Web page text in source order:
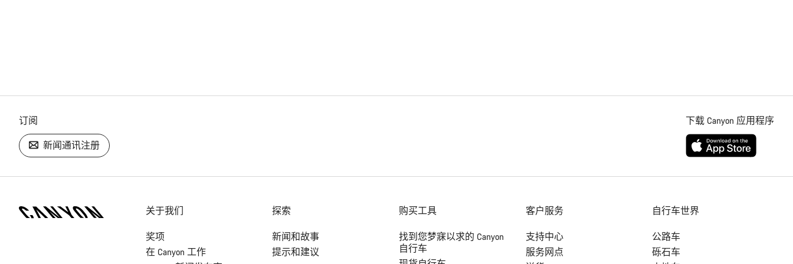
订阅
新闻通讯注册
下载 Canyon 应用程序
关于我们
奖项
在 Canyon 工作
探索
新闻和故事
提示和建议
购买工具
找到您梦寐以求的 Canyon
自行车
客户服务
支持中心
服务网点
自行车世界
公路车
砾石车